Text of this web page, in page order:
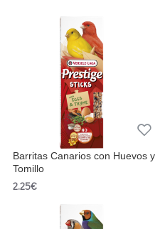
Barritas Canarios con Huevos y
Tomillo
2.25€